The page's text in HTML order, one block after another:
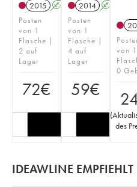
2015 A
Posten
von 1
Flasche |
2 auf
Lager
72€
2014 A
Posten
von 1
Flasche |
4 auf
Lager
59€
von 1
0
(
des
IDEAWLINE